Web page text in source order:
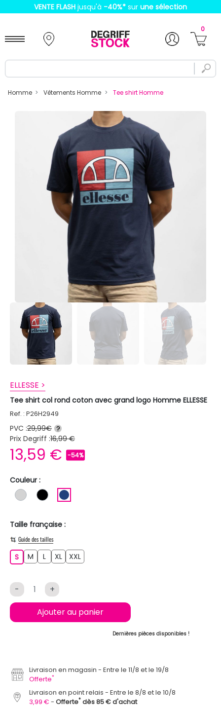
VENTE FLASH jusqu'à -40%* sur une sélection
0
Homme Vêtements Homme Tee shirt Homme
ELLESSE >
Tee shirt col rond coton avec grand logo Homme ELLESSE
Ref. : P26H2949
PVC :29,99€ ?
Prix Degriff :16,99 €
13,59 € -54%
Couleur :
GRIS CLAIR
NOIR
Taille française :
Guide des tailles
SS M L XL XXL
- +
Ajouter au panier
Dernières pièces disponibles !
Livraison en magasin
Entre le 11/8 et le 19/8
Offerte*
Livraison en point relais
Entre le 8/8 et le 10/8
3,99 €
Offerte* dès 85 € d'achat